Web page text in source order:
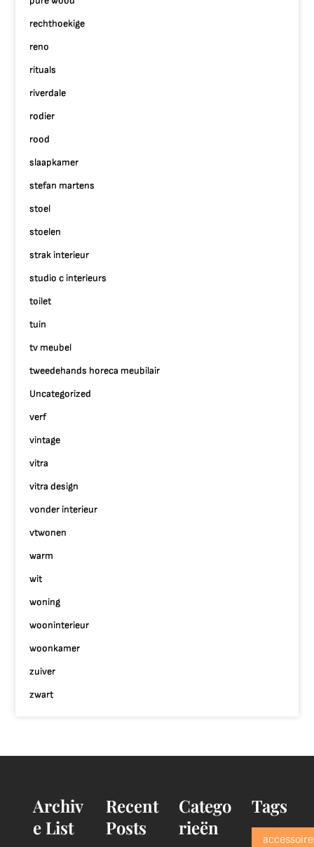
rechthoekige
reno
rituals
riverdale
rodier
rood
slaapkamer
stefan martens
stoel
stoelen
strak interieur
studio c interieurs
toilet
tuin
tv meubel
tweedehands horeca meubilair
Uncategorized
verf
vintage
vitra
vitra design
vonder interieur
vtwonen
warm
wit
woning
wooninterieur
woonkamer
zuiver
zwart
Archiv
e List
Recent
Posts
Catego
rieën
Tags